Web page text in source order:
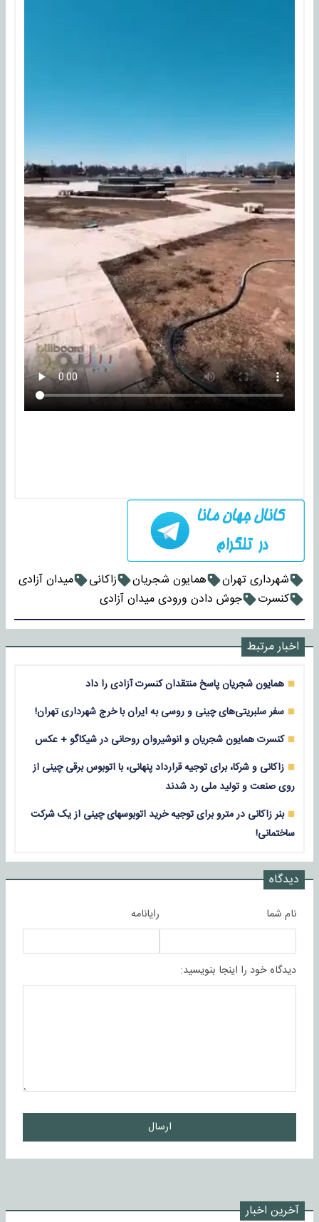
شهرداری تهران همایون شجریان زاکانی
میدان آزادی
کنسرت
جوش دادن ورودی میدان آزادی
اخبار مرتبط
همایون شجریان پاسخ منتقدان کنسرت آزادی را داد
سفر سلبریتی‌های چینی و روسی به ایران با خرج شهرداری تهران!
کنسرت همایون شجریان و انوشیروان روحانی در شیکاگو + عکس
زاکانی و شرکا، برای توجیه قرارداد پنهانی، با اتوبوس برقی چینی از
روی صنعت و تولید ملی رد شدند
بنر زاکانی در مترو برای توجیه خرید اتوبوسهای چینی از یک شرکت
ساختمانی!
دیدگاه
نام شما رایانامه
دیدگاه خود را اینجا بنویسید:
ارسال
آخرین اخبار